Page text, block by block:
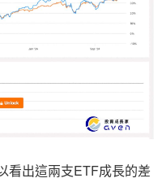
看出這兩支ETF成長的差